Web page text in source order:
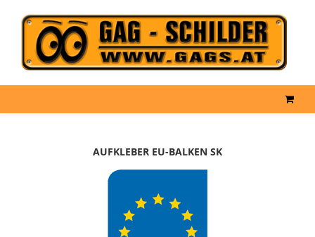
AUFKLEBER EU-BALKEN SK